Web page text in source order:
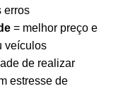
erros
= melhor preço e
veículos
de realizar
estresse de